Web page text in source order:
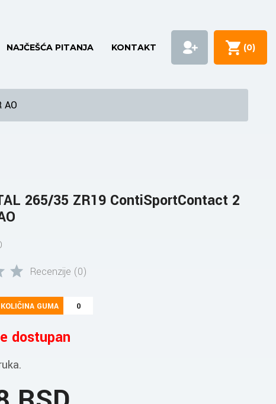
NAJČEŠĆA PITANJA KONTAKT (0)
AO
265/35 ZR19 ContiSportContact 2
Recenzije (0)
GUMA 0
dostupan